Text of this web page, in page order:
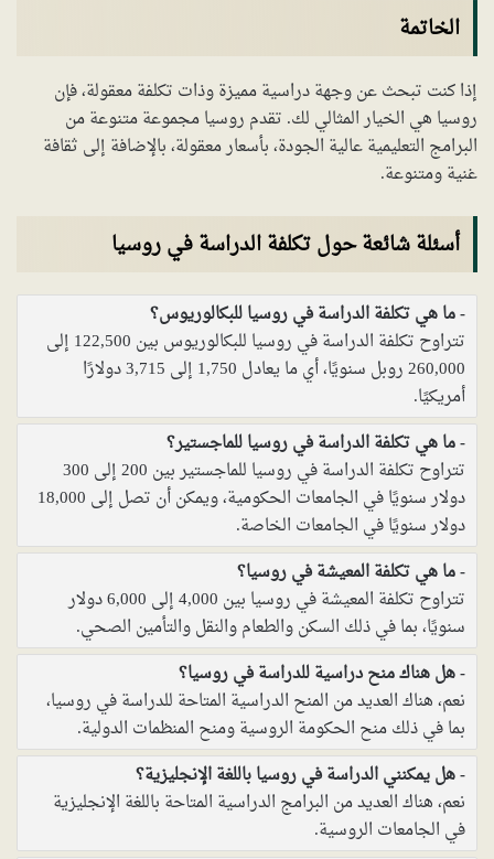
الخاتمة
إذا كنت تبحث عن وجهة دراسية مميزة وذات تكلفة معقولة، فإن
روسيا هي الخيار المثالي لك. تقدم روسيا مجموعة متنوعة من
البرامج التعليمية عالية الجودة، بأسعار معقولة، بالإضافة إلى ثقافة
غنية ومتنوعة.
أسئلة شائعة حول تكلفة الدراسة في روسيا
ما هي تكلفة الدراسة في روسيا للبكالوريوس؟
تتراوح تكلفة الدراسة في روسيا للبكالوريوس بين 122,500 إلى
260,000 روبل سنويًا، أي ما يعادل 1,750 إلى 3,715 دولارًا
أمريكيًا.
ما هي تكلفة الدراسة في روسيا للماجستير؟
تتراوح تكلفة الدراسة في روسيا للماجستير بين 200 إلى 300
دولار سنويًا في الجامعات الحكومية، ويمكن أن تصل إلى 18,000
دولار سنويًا في الجامعات الخاصة.
ما هي تكلفة المعيشة في روسيا؟
تتراوح تكلفة المعيشة في روسيا بين 4,000 إلى 6,000 دولار
سنويًا، بما في ذلك السكن والطعام والنقل والتأمين الصحي.
هل هناك منح دراسية للدراسة في روسيا؟
نعم، هناك العديد من المنح الدراسية المتاحة للدراسة في روسيا،
بما في ذلك منح الحكومة الروسية ومنح المنظمات الدولية.
هل يمكنني الدراسة في روسيا باللغة الإنجليزية؟
نعم، هناك العديد من البرامج الدراسية المتاحة باللغة الإنجليزية
في الجامعات الروسية.